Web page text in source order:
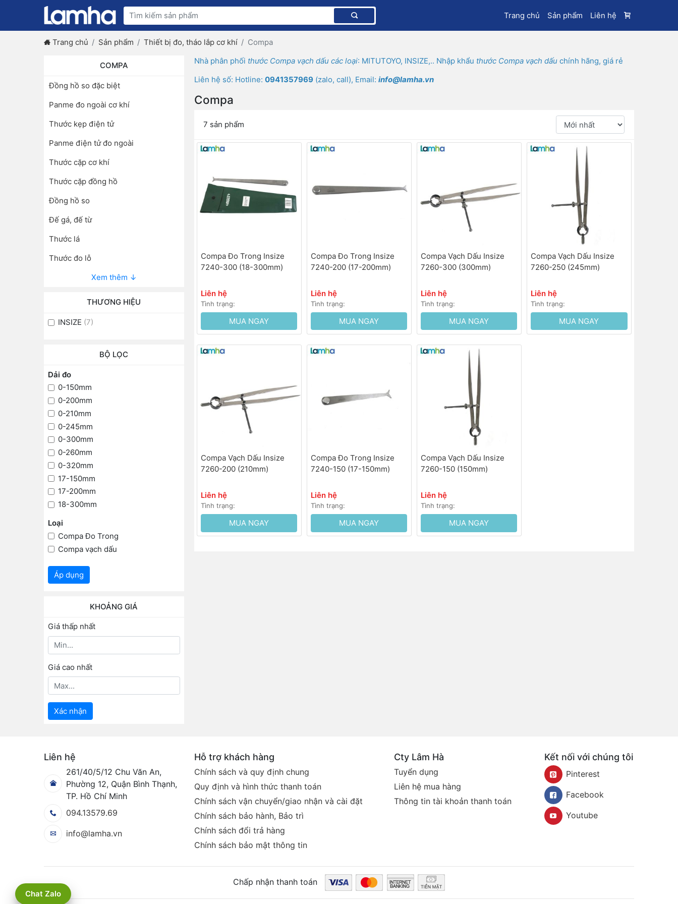
Trang chủ Sản phẩm Liên hệ
Trang chủ Sản phẩm Thiết bị đo, tháo lắp cơ khí Compa
COMPA
Đồng hồ so đặc biệt
Panme đo ngoài cơ khí
Thước kẹp điện tử
Panme điện tử đo ngoài
Thước cặp cơ khí
Thước cặp đồng hồ
Đồng hồ so
Đế gá, đế từ
Thước lá
Thước đo lỗ
Xem thêm ↓
THƯƠNG HIỆU
INSIZE (7)
BỘ LỌC
Dải đo
0-150mm
0-200mm
0-210mm
0-245mm
0-300mm
0-260mm
0-320mm
17-150mm
17-200mm
18-300mm
Loại
Compa Đo Trong
Compa vạch dấu
Áp dụng
KHOẢNG GIÁ
Giá thấp nhất
Giá cao nhất
Xác nhận
Nhà phân phối thước Compa vạch dấu các loại: MITUTOYO, INSIZE,.. Nhập khẩu thước Compa vạch dấuchính hãng, giá rẻ
Liên hệ số: Hotline: 0941357969(zalo, call), Email: info@lamha.vn
Compa
7 sản phẩm
Compa Đo Trong Insize
7240-300 (18-300mm)
Liên hệ
Tình trạng:
MUA NGAY
Compa Đo Trong Insize
7240-200 (17-200mm)
Liên hệ
Tình trạng:
MUA NGAY
Compa Vạch Dấu Insize
7260-300 (300mm)
Liên hệ
Tình trạng:
MUA NGAY
Compa Vạch Dấu Insize
7260-250 (245mm)
Liên hệ
Tình trạng:
MUA NGAY
Compa Vạch Dấu Insize
7260-200 (210mm)
Liên hệ
Tình trạng:
MUA NGAY
Compa Đo Trong Insize
7240-150 (17-150mm)
Liên hệ
Tình trạng:
MUA NGAY
Compa Vạch Dấu Insize
7260-150 (150mm)
Liên hệ
Tình trạng:
MUA NGAY
Chat Zalo
Liên hệ
261/40/5/12 Chu Văn An,
Phường 12, Quận Bình Thạnh,
TP. Hồ Chí Minh
094.13579.69
info@lamha.vn
Hỗ trợ khách hàng
Chính sách và quy định chung
Quy định và hình thức thanh toán
Chính sách vận chuyển/giao nhận và cài đặt
Chính sách bảo hành, Bảo trì
Chính sách đổi trả hàng
Chính sách bảo mật thông tin
Cty Lâm Hà
Tuyển dụng
Liên hệ mua hàng
Thông tin tài khoản thanh toán
Kết nối với chúng tôi
Pinterest
Facebook
Youtube
Chấp nhận thanh toán